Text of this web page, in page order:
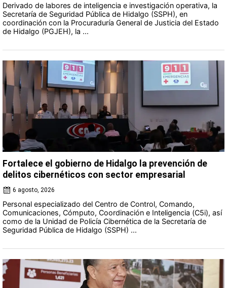
Derivado de labores de inteligencia e investigación operativa, la
Secretaría de Seguridad Pública de Hidalgo (SSPH), en
coordinación con la Procuraduría General de Justicia del Estado
de Hidalgo (PGJEH), la ...
Fortalece el gobierno de Hidalgo la prevención de
delitos cibernéticos con sector empresarial
6 agosto, 2026
Personal especializado del Centro de Control, Comando,
Comunicaciones, Cómputo, Coordinación e Inteligencia (C5i), así
como de la Unidad de Policía Cibernética de la Secretaría de
Seguridad Pública de Hidalgo (SSPH) ...